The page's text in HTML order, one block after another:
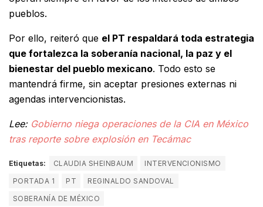
pueblos.
Por ello, reiteró que el PT respaldará toda estrategia
que fortalezca la soberanía nacional, la paz y el
bienestar del pueblo mexicano. Todo esto se
mantendrá firme, sin aceptar presiones externas ni
agendas intervencionistas.
Lee: Gobierno niega operaciones de la CIA en México
tras reporte sobre explosión en Tecámac
Etiquetas: CLAUDIA SHEINBAUM
INTERVENCIONISMO
PORTADA 1
PT
REGINALDO SANDOVAL
SOBERANÍA DE MÉXICO